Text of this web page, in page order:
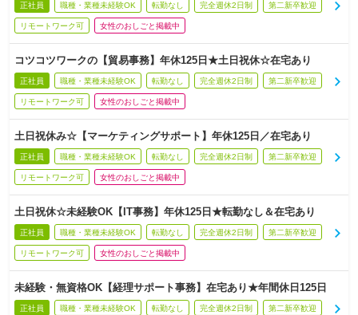
正社員 職種・業種未経験OK 転勤なし 完全週休2日制 第二新卒歓迎
リモートワーク可 女性のおしごと掲載中
コツコツワークの【貿易事務】年休125日★土日祝休☆在宅あり
正社員 職種・業種未経験OK 転勤なし 完全週休2日制 第二新卒歓迎
リモートワーク可 女性のおしごと掲載中
土日祝休み☆【マーケティングサポート】年休125日／在宅あり
正社員 職種・業種未経験OK 転勤なし 完全週休2日制 第二新卒歓迎
リモートワーク可 女性のおしごと掲載中
土日祝休☆未経験OK【IT事務】年休125日★転勤なし＆在宅あり
正社員 職種・業種未経験OK 転勤なし 完全週休2日制 第二新卒歓迎
リモートワーク可 女性のおしごと掲載中
未経験・無資格OK【経理サポート事務】在宅あり★年間休日125日
正社員 職種・業種未経験OK 転勤なし 完全週休2日制 第二新卒歓迎